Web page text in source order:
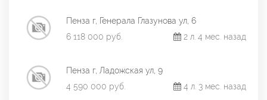
Пенза г, Генерала Глазунова ул, 6
6 118 000 руб.
2 л. 4 мес. назад
Пенза г, Ладожская ул, 9
4 590 000 руб.
4 л. 3 мес. назад